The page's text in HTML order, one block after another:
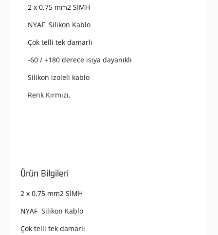
2 x 0,75 mm2 SİMH
NYAF Silikon Kablo
Çok telli tek damarlı
-60 / +180 derece ısıya dayanıklı
Silikon izoleli kablo
Renk Kırmızı,
Ürün Bilgileri
2 x 0,75 mm2 SİMH
NYAF Silikon Kablo
Çok telli tek damarlı